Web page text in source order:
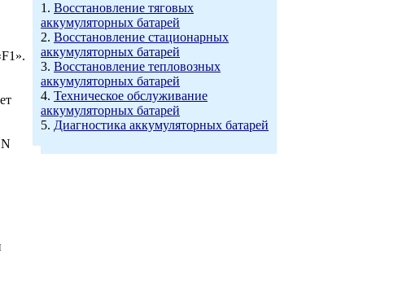
1. Восстановление тяговых
аккумуляторных батарей
2. Восстановление стационарных
аккумуляторных батарей
3. Восстановление тепловозных
аккумуляторных батарей
4. Техническое обслуживание
аккумуляторных батарей
5. Диагностика аккумуляторных батарей